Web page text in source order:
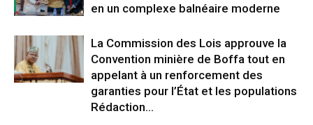
en un complexe balnéaire moderne
La Commission des Lois approuve la
Convention minière de Boffa tout en
appelant à un renforcement des
garanties pour l’État et les populations
Rédaction...